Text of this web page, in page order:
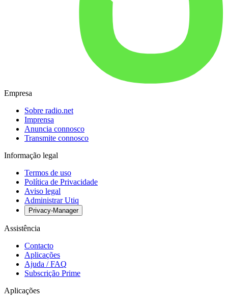
Empresa
Sobre radio.net
Imprensa
Anuncia connosco
Transmite connosco
Informação legal
Termos de uso
Política de Privacidade
Aviso legal
Administrar Utiq
Privacy-Manager
Assistência
Contacto
Aplicações
Ajuda / FAQ
Subscrição Prime
Aplicações